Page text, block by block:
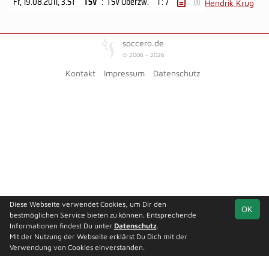
Hendrik Krug
soccero.de
© 2006 - 2026
Kontakt Impressum Datenschutz
OK
Diese Webseite verwendet Cookies, um Dir den
bestmöglichen Service bieten zu können. Entsprechende
Informationen findest Du unter Datenschutz.
Mit der Nutzung der Webseite erklärst Du Dich mit der
Verwendung von Cookies einverstanden.